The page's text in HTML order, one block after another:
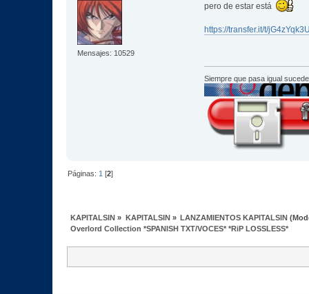
Mensajes: 10529
pero de estar está
https://transfer.it/t/
Siempre que pasa igual
Páginas:1 [2]
KAPITALSIN » KAPITALSIN» LANZAMIENTOS KAPITALSIN
Overlord Collection *SPANISH TXT/VOCES* *RiP LOSSLESS*